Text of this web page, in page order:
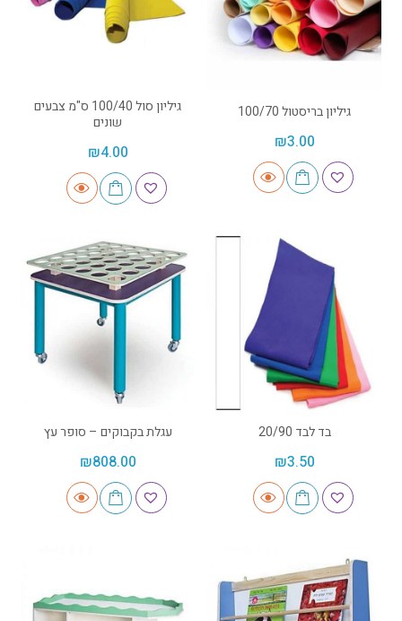
גיליון בריסטול 100/70
₪3.00
גיליון סול 100/40 ס"מ צבעים
שונים
₪4.00
בד לבד 20/90
₪3.50
עגלת בקבוקים – סופר עץ
₪808.00